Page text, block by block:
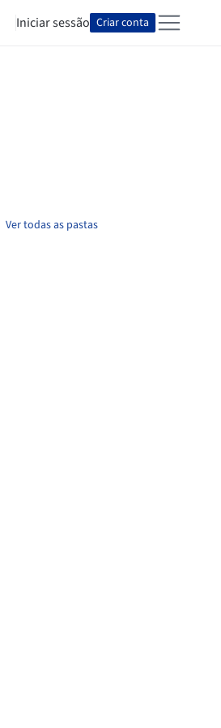
Iniciar sessão Criar conta
Ver todas as pastas